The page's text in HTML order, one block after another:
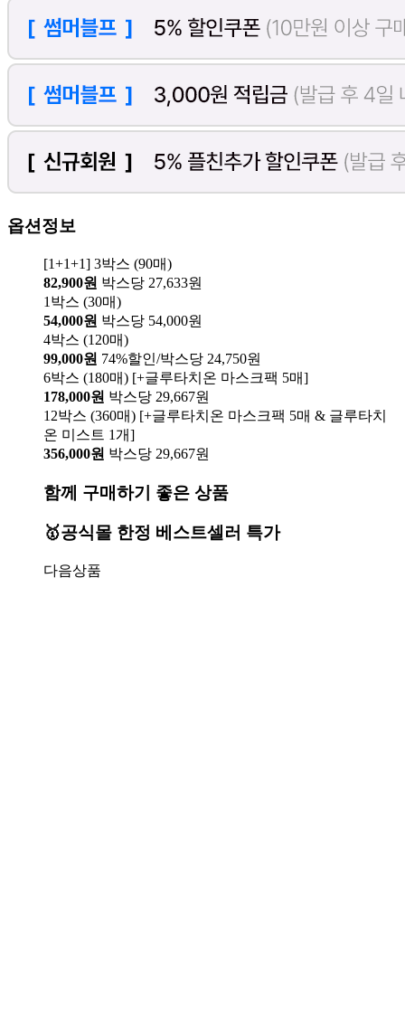
옵션정보
[1+1+1] 3박스 (90매)
82,900원 박스당 27,633원
1박스 (30매)
54,000원 박스당 54,000원
4박스 (120매)
99,000원 74%할인/박스당 24,750원
6박스 (180매) [+글루타치온 마스크팩 5매]
178,000원 박스당 29,667원
12박스 (360매) [+글루타치온 마스크팩 5매 & 글루타치
온 미스트 1개]
356,000원 박스당 29,667원
함께 구매하기 좋은 상품
🥇공식몰 한정 베스트셀러 특가
다음상품